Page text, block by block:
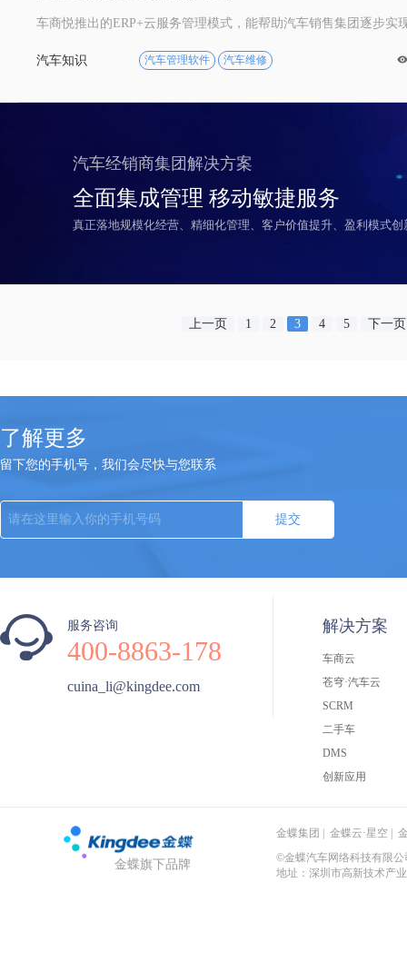
汽车知识 汽车管理软件 汽车维修 
汽车经销商集团解决方案
全面集成管理 移动敏捷服务
真正落地规模化经营、精细化管理、客户价值提升、盈利模式创
上一页 1 2 3 4 5 下一页
了解更多
留下您的手机号，我们会尽快与您联系
提交
服务咨询
400-8863-178
cuina_li@kingdee.com
解决方案
车商云
苍穹·汽车云
SCRM
二手车
DMS
创新应用
金蝶旗下品牌
金蝶集团 金蝶云·星空
©金蝶汽车网络科技有限公
地址：深圳市高新技术产